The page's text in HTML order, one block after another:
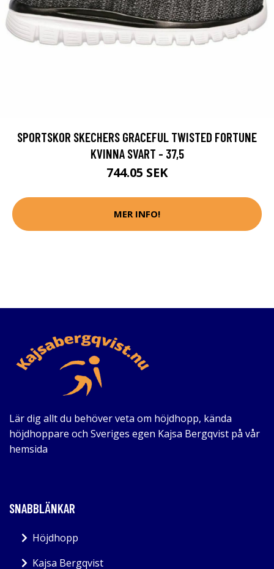
SPORTSKOR SKECHERS GRACEFUL TWISTED FORTUNE
KVINNA SVART - 37,5
744.05 SEK
MER INFO!
Lär dig allt du behöver veta om höjdhopp, kända
höjdhoppare och Sveriges egen Kajsa Bergqvist på vår
hemsida
SNABBLÄNKAR
Höjdhopp
Kajsa Bergqvist